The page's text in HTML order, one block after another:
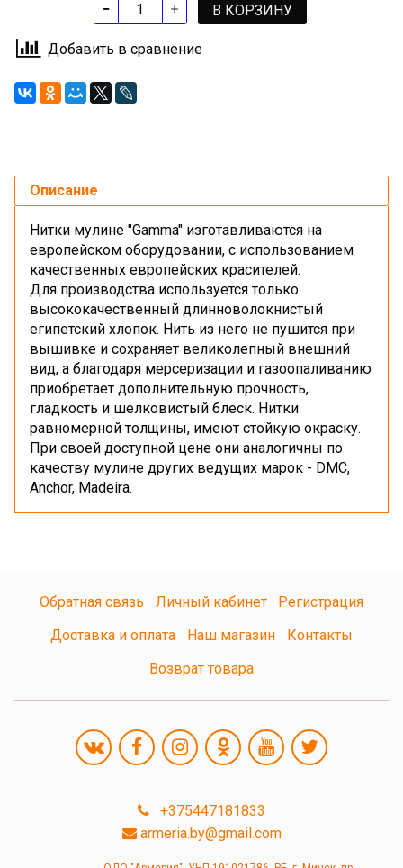
В КОРЗИНУ
Добавить в сравнение
Описание
Нитки мулине "Gamma" изготавливаются на
европейском оборудовании, с использованием
качественных европейских красителей.
Для производства используется только
высококачественный длинноволокнистый
египетский хлопок. Нить из него не пушится при
вышивке и сохраняет великолепный внешний
вид, а благодаря мерсеризации и газоопаливанию
приобретает дополнительную прочность,
гладкость и шелковистый блеск. Нитки
равномерной толщины, имеют стойкую окраску.
При своей доступной цене они аналогичны по
качеству мулине других ведущих марок - DMC,
Anchor, Madeira.
Обратная связь Личный кабинет
Регистрация
Доставка и оплата
Наш магазин
Контакты
Возврат товара
+375447181833
armeria.by@gmail.com